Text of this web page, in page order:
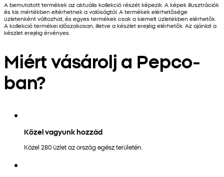
A bemutatott termékek az aktuális kollekció részét képezik. A képek illusztrációk
és kis mértékben eltérhetnek a valóságtól. A termékek elérhetősége
üzletenként változhat, és egyes termékek csak a kiemelt üzletekben elérhetők.
A kollekció termékei időszakosan, illetve a készlet erejéig elérhetők. Az ajánlat a
készlet erejéig érvényes.
Miért vásárolj a Pepco-
ban?
Közel vagyunk hozzád
Közel 280 üzlet az ország egész területén.